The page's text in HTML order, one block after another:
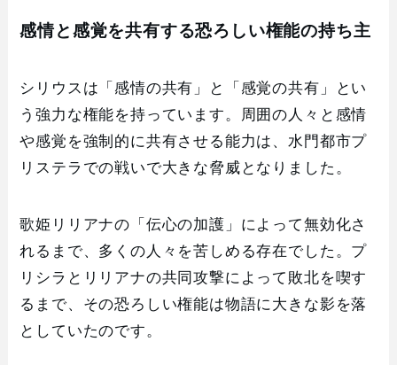
感情と感覚を共有する恐ろしい権能の持ち主
シリウスは「感情の共有」と「感覚の共有」とい
う強力な権能を持っています。周囲の人々と感情
や感覚を強制的に共有させる能力は、水門都市プ
リステラでの戦いで大きな脅威となりました。
歌姫リリアナの「伝心の加護」によって無効化さ
れるまで、多くの人々を苦しめる存在でした。プ
リシラとリリアナの共同攻撃によって敗北を喫す
るまで、その恐ろしい権能は物語に大きな影を落
としていたのです。